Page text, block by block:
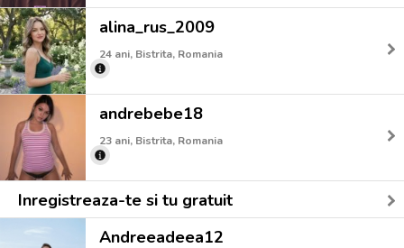
alina_rus_2009
24 ani, Bistrita, Romania
andrebebe18
23 ani, Bistrita, Romania
Inregistreaza-te si tu gratuit
Andreeadeea12